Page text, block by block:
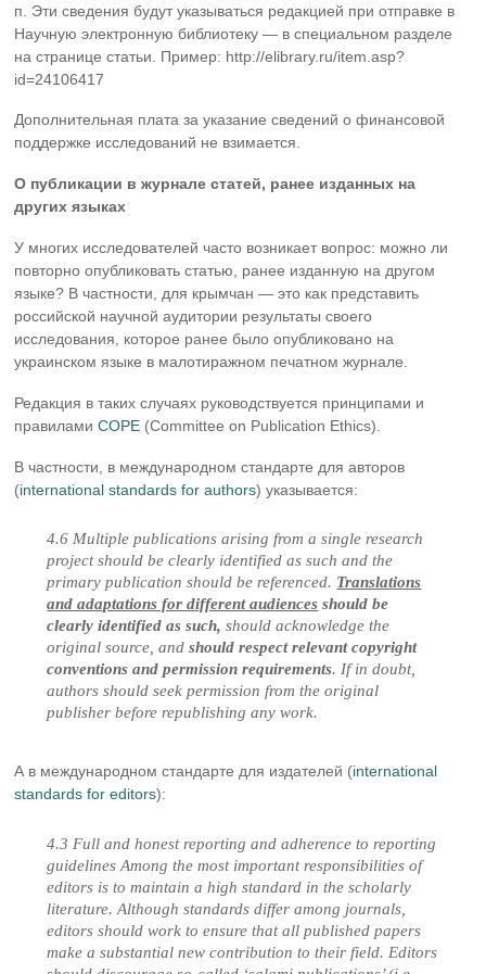
п. Эти сведения будут указываться редакцией при отправке в
Научную электронную библиотеку — в специальном разделе
на странице статьи. Пример: http://elibrary.ru/item.asp?
id=24106417
Дополнительная плата за указание сведений о финансовой
поддержке исследований не взимается.
О публикации в журнале статей, ранее изданных на
других языках
У многих исследователей часто возникает вопрос: можно ли
повторно опубликовать статью, ранее изданную на другом
языке? В частности, для крымчан — это как представить
российской научной аудитории результаты своего
исследования, которое ранее было опубликовано на
украинском языке в малотиражном печатном журнале.
Редакция в таких случаях руководствуется принципами и
правиламиCOPE (Committee on Publication Ethics).
В частности, в международном стандарте для авторов
(international standards for authors) указывается:
4.6 Multiple publications arising from a single research
project should be clearly identified as such and the
primary publication should be referenced. Translations
and adaptations for different audiences should be
clearly identified as such, should acknowledge the
original source, andshould respect relevant copyright
conventions and permission requirements. If in doubt,
authors should seek permission from the original
publisher before republishing any work.
А в международном стандарте для издателей (international
standards for editors):
4.3 Full and honest reporting and adherence to reporting
guidelines Among the most important responsibilities of
editors is to maintain a high standard in the scholarly
literature. Although standards differ among journals,
editors should work to ensure that all published papers
make a substantial new contribution to their field. Editors